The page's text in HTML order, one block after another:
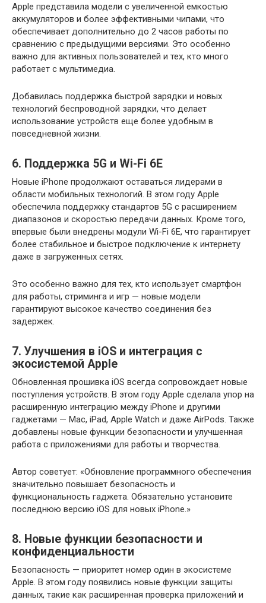
Apple представила модели с увеличенной емкостью
аккумуляторов и более эффективными чипами, что
обеспечивает дополнительно до 2 часов работы по
сравнению с предыдущими версиями. Это особенно
важно для активных пользователей и тех, кто много
работает с мультимедиа.
Добавилась поддержка быстрой зарядки и новых
технологий беспроводной зарядки, что делает
использование устройств еще более удобным в
повседневной жизни.
6. Поддержка 5G и Wi-Fi 6E
Новые iPhone продолжают оставаться лидерами в
области мобильных технологий. В этом году Apple
обеспечила поддержку стандартов 5G с расширением
диапазонов и скоростью передачи данных. Кроме того,
впервые были внедрены модули Wi-Fi 6E, что гарантирует
более стабильное и быстрое подключение к интернету
даже в загруженных сетях.
Это особенно важно для тех, кто использует смартфон
для работы, стриминга и игр — новые модели
гарантируют высокое качество соединения без
задержек.
7. Улучшения в iOS и интеграция с
экосистемой Apple
Обновленная прошивка iOS всегда сопровождает новые
поступления устройств. В этом году Apple сделала упор на
расширенную интеграцию между iPhone и другими
гаджетами — Mac, iPad, Apple Watch и даже AirPods. Также
добавлены новые функции безопасности и улучшенная
работа с приложениями для работы и творчества.
Автор советует: «Обновление программного обеспечения
значительно повышает безопасность и
функциональность гаджета. Обязательно установите
последнюю версию iOS для новых iPhone.»
8. Новые функции безопасности и
конфиденциальности
Безопасность — приоритет номер один в экосистеме
Apple. В этом году появились новые функции защиты
данных, такие как расширенная проверка приложений и